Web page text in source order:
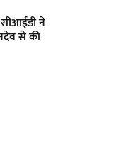
सीआईडी ने
से की